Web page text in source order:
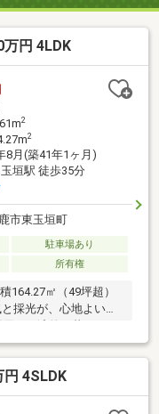
円 4LDK
2
2
8月(築41年1ヶ月)
垣駅 徒歩35分
市東玉垣町
駐車場あり
所有権
164.27㎡（49坪超）
採光が、心地よい住
をすっきり保ちたい
辺環境】◆スギ薬局
。身近な利便施設が
を便利にサポートし
学の選択肢が広がる
4SLDK